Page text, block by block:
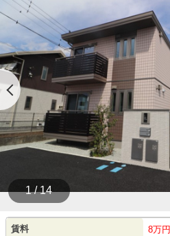
1 / 14
賃料 8万円